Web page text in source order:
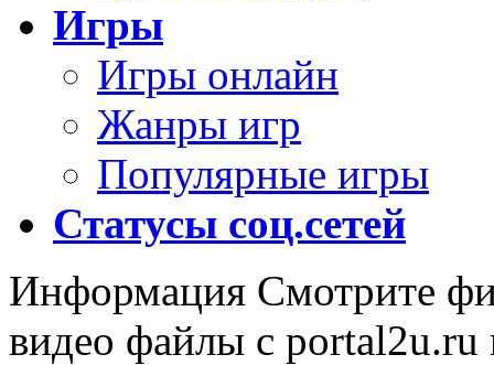
Игры
Игры онлайн
Жанры игр
Популярные игры
Статусы соц.сетей
Информация Смотрите
видео файлы с